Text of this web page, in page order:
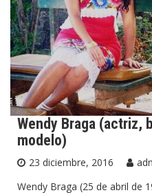
Wendy Braga (actriz,
modelo)
23 diciembre, 2016
Wendy Braga (25 de abril de